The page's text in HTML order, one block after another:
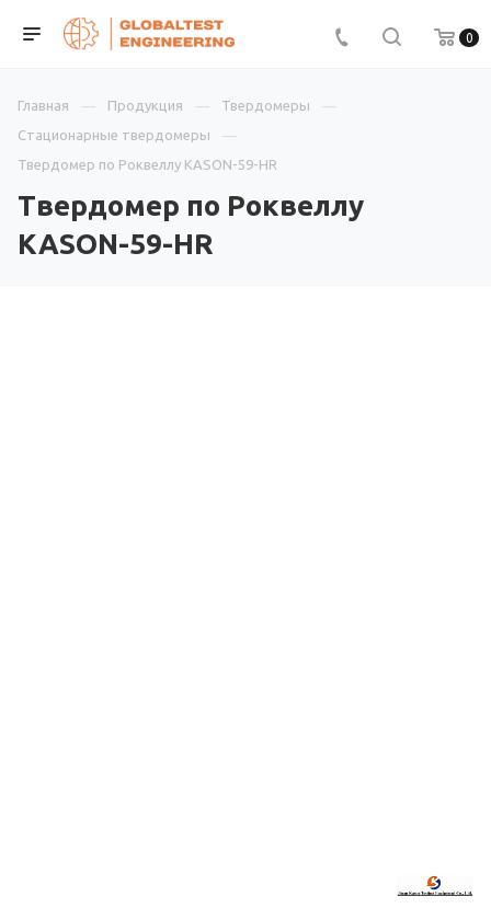
0
Главная Продукция
Твердомеры
Стационарные твердомеры
Твердомер по Роквеллу KASON-59-HR
Твердомер по Роквеллу
KASON-59-HR